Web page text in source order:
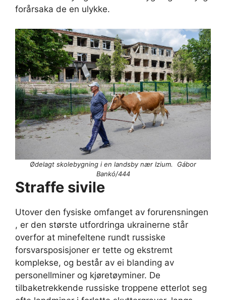
forårsaka de en ulykke.
Ødelagt skolebygning i en landsby nær Izium. Gábor
Bankó/444
Straffe sivile
Utover den fysiske omfanget av forurensningen
, er den største utfordringa ukrainerne står
overfor at minefeltene rundt russiske
forsvarsposisjoner er tette og ekstremt
komplekse, og består av ei blanding av
personellminer og kjøretøyminer. De
tilbaketrekkende russiske troppene etterlot seg